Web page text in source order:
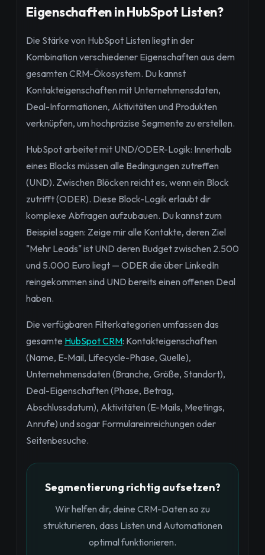
Eigenschaften in HubSpot Listen?
Die Stärke von HubSpot Listen liegt in der
Kombination verschiedener Eigenschaften aus dem
gesamten CRM-Ökosystem. Du kannst
Kontakteigenschaften mit Unternehmensdaten,
Deal-Informationen, Aktivitäten und Produkten
verknüpfen, um hochpräzise Segmente zu erstellen.
HubSpot arbeitet mit UND/ODER-Logik: Innerhalb
eines Blocks müssen alle Bedingungen zutreffen
(UND). Zwischen Blöcken reicht es, wenn ein Block
zutrifft (ODER). Diese Block-Logik erlaubt dir
komplexe Abfragen aufzubauen. Du kannst zum
Beispiel sagen: Zeige mir alle Kontakte, deren Ziel
"Mehr Leads" ist UND deren Budget zwischen 2.500
und 5.000 Euro liegt — ODER die über LinkedIn
reingekommen sind UND bereits einen offenen Deal
haben.
Die verfügbaren Filterkategorien umfassen das
gesamte HubSpot CRM: Kontakteigenschaften
(Name, E-Mail, Lifecycle-Phase, Quelle),
Unternehmensdaten (Branche, Größe, Standort),
Deal-Eigenschaften (Phase, Betrag,
Abschlussdatum), Aktivitäten (E-Mails, Meetings,
Anrufe) und sogar Formulareinreichungen oder
Seitenbesuche.
Segmentierung richtig aufsetzen?
Wir helfen dir, deine CRM-Daten so zu
strukturieren, dass Listen und Automationen
optimal funktionieren.